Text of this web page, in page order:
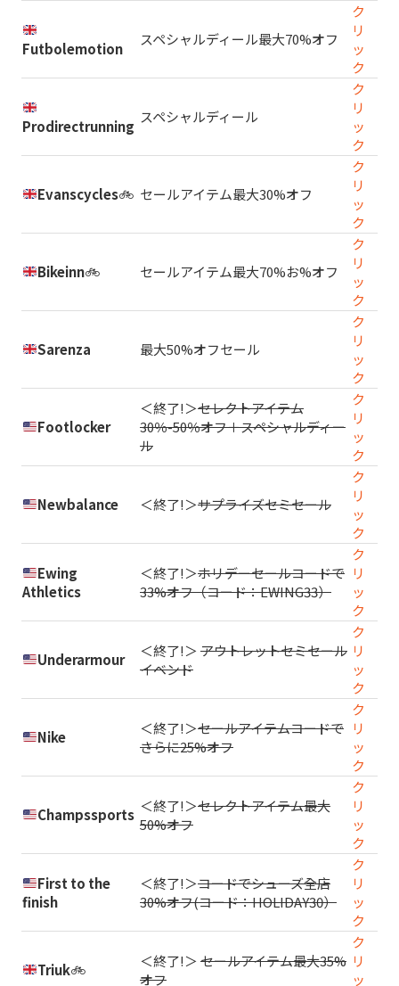
Futbolemotion
スペシャルディール最大70%オフ
ク
リ
ッ
ク
Prodirectrunning
スペシャルディール
ク
リ
ッ
ク
Evanscycles🚲 セールアイテム最大30%オフ
ク
リ
ッ
ク
Bikeinn🚲 セールアイテム最大70%お%オフ
ク
リ
ッ
ク
Sarenza 最大50%オフセール
ク
リ
ッ
ク
Footlocker
＜終了!＞セレクトアイテム
30％-50％オフ＋スペシャルディー
ル
ク
リ
ッ
ク
Newbalance ＜終了!＞サプライズセミセール
ク
リ
ッ
ク
Ewing
Athletics
＜終了!＞ホリデーセールコードで
33%オフ（コード：EWING33）
ク
リ
ッ
ク
Underarmour ＜終了!＞アウトレットセミセール
イベンド
ク
リ
ッ
ク
Nike ＜終了!＞セールアイテムコードで
さらに25%オフ
ク
リ
ッ
ク
Champssports ＜終了!＞セレクトアイテム最大
50%オフ
ク
リ
ッ
ク
First to the
finish
＜終了!＞コードでシューズ全店
30%オフ(コード：HOLIDAY30）
ク
リ
ッ
ク
Triuk🚲 ＜終了!＞セールアイテム最大35%
オフ
ク
リ
ッ